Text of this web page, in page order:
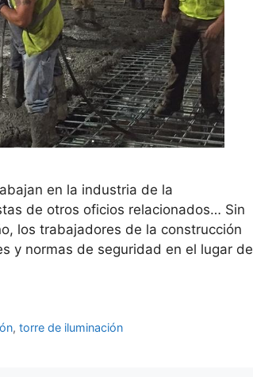
en la industria de la
de otros oficios relacionados… Sin
los trabajadores de la construcción
y normas de seguridad en el lugar de
,torre de iluminación